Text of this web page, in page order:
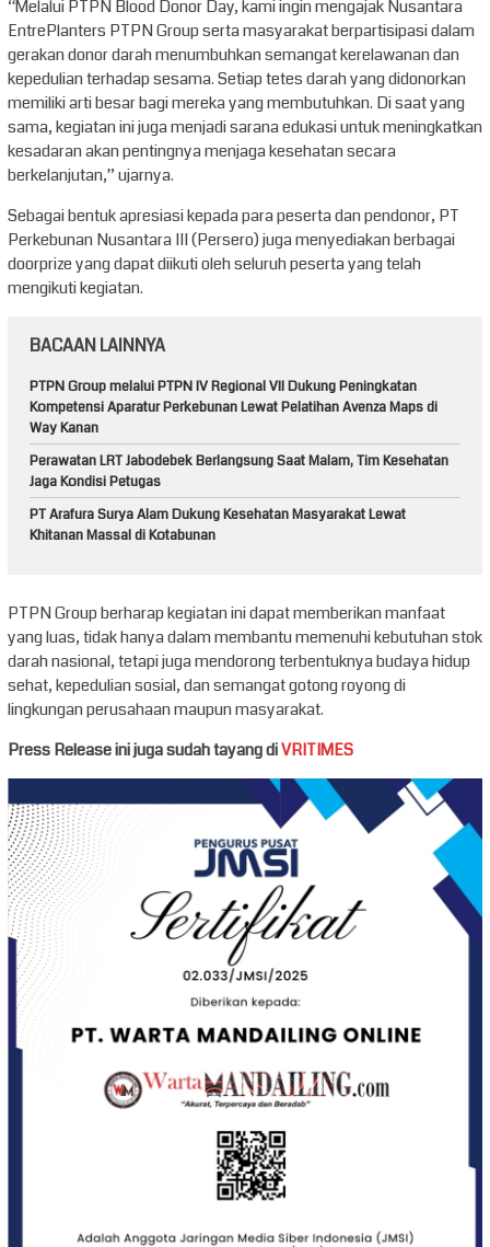
“Melalui PTPN Blood Donor Day, kami ingin mengajak Nusantara
EntrePlanters PTPN Group serta masyarakat berpartisipasi dalam
gerakan donor darah menumbuhkan semangat kerelawanan dan
kepedulian terhadap sesama. Setiap tetes darah yang didonorkan
memiliki arti besar bagi mereka yang membutuhkan. Di saat yang
sama, kegiatan ini juga menjadi sarana edukasi untuk meningkatkan
kesadaran akan pentingnya menjaga kesehatan secara
berkelanjutan,” ujarnya.
Sebagai bentuk apresiasi kepada para peserta dan pendonor, PT
Perkebunan Nusantara III (Persero) juga menyediakan berbagai
doorprize yang dapat diikuti oleh seluruh peserta yang telah
mengikuti kegiatan.
BACAAN LAINNYA
PTPN Group melalui PTPN IV Regional VII Dukung Peningkatan
Kompetensi Aparatur Perkebunan Lewat Pelatihan Avenza Maps di
Way Kanan
Perawatan LRT Jabodebek Berlangsung Saat Malam, Tim Kesehatan
Jaga Kondisi Petugas
PT Arafura Surya Alam Dukung Kesehatan Masyarakat Lewat
Khitanan Massal di Kotabunan
PTPN Group berharap kegiatan ini dapat memberikan manfaat
yang luas, tidak hanya dalam membantu memenuhi kebutuhan stok
darah nasional, tetapi juga mendorong terbentuknya budaya hidup
sehat, kepedulian sosial, dan semangat gotong royong di
lingkungan perusahaan maupun masyarakat.
Press Release ini juga sudah tayang diVRITIMES